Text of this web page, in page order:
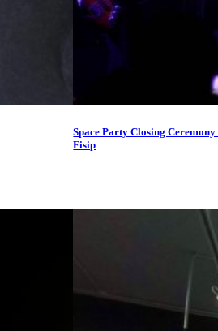
Space Party Closing Ceremony
Fisip